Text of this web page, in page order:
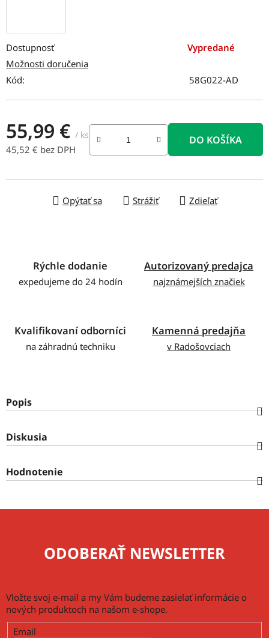
Dostupnosť
Vypredané
Možnosti doručenia
Kód:
58G022-AD
55,99 € / ks
45,52 € bez DPH
DO KOŠÍKA
Opýtať sa Strážiť Zdieľať
Rýchle dodanie
expedujeme do 24 hodín
Autorizovaný predajca
najznámejších značiek
Kvalifikovaní odborníci
na záhradnú techniku
Kamenná predajňa
v Radošovciach
Popis
Diskusia
Hodnotenie
ODOBERAŤ NEWSLETTER
Vložte svoj e-mail a my Vám budeme zasielať informácie o
nových produktoch na našom e-shope.
Email